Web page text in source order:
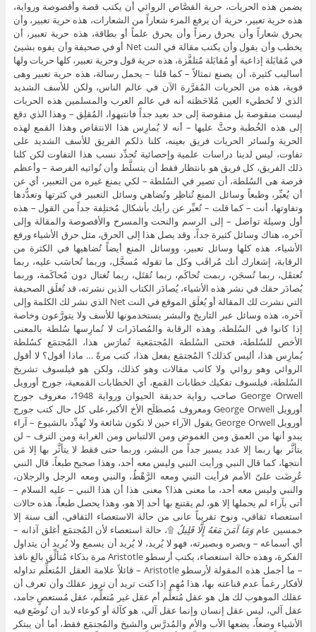
يضمن هذه الحريات، حرية القصَّاص الروائي أن يكتب قصة وأقصوصة ورواية،
هذه حرية تعبير، حرية أن يرفع المرء شعاراً من الشعارات، هذه حرية تعبير، وأن
يحرق شعاراً وأن يحرق رمزاً وأن يحرق علماً أو بطاقة، هذه حرية تعبير، أن
يخطب وأن يقول وأن يكتب مقالة في النت Net أو في صحيفة وأن يفوه بشيئ
في مُقابَلة إذاعية أو مُقابَلة مُتلفَّزة، هذه حرية قول وحرية تعبير، كلها حريات ولها
أساليب كثيرة، أن يصنع تمثالاً – كما قلنا – يحمل رسالة، هذه حرية تعبير وهى
قوية، هذه من الحريات المُقرَّرة الآن في عالم الناس، ولكن للأسف الشديد
الذي لا تُخطيء العين مُلاحَظته أنه في عالم العرب والمسلمين هذه الحريات
ليست منقوصة بل منقوصة إلى حد بعيد جداً فانتبهوا، المُقلِق – وهذا الذي دقع
إلى هذه الخُطبة وحثَّ عليها – أنه لا يُمارِس هذا الانتقاص وهذا القمع لهذه
الحرية ولسائر الحريات فريق بعينه، كلنا ذلكم الفريق للأسف الشديد على
تفاوت، ليس لدينا دراسات علمية وإحصائية تُحدِّد نسب هذا التفاوت لكن كلنا
ذلك الفريق، كل فريق هو بانتظار فقط أن يتسلَّط وأن تُواتيه الفرصة – وأعظم
فرصة هى السُلطة، أن تصير في السُلطة – لكي يمنع غيره من التعبير، أي عن
أن يُعبِّر، وطبعاً وسائل المنع تُناظِر وتُضاهي وسائل التعبير في كثرتها وتعدُّدها
وتفاوتها، أنت – كما قلت – تُعبِّر عن رأيك بأشكال مُختلِفة جداً من القول – هذه
أول وسيلة تواصل – إلى الرسم والنحت والمسرح والأقصوصة والمقالة وإلى
آخره، هناك وسائل كثيرة جداً، وقد يصل هذا إلى الحرق، مثل حرق الأشياء ورفع
الأشياء، هذه كلها وسائل تعبير، ووسائل المنع أيضاً تُضاهيها في الكثرة من
الرقابة، إشعارك أنك مُراقَب وكل ما تقوله مُسجَّل، وربما تُحاسَب عليه، ربما
تُعتقَل، ربما تُسجَن، ربمت تُحاكَم، ربما تُقتَل، ربما تُغتال دون مُحاكَمة، وربما
يُصادَر حقك في نشر هذه الأشياء، يُصادَر الكتاب الذين نشرته، قد تُغلَق الصحيفة
التي نشرت لك المقالة أو يُغلَق الموقع في النت Net الذي نشر لك الكلمة وإلى
آخره، هذه وسائل عبر التاريخ والبشر يستخدمونها للأسف ولا يتورَّعون وخاصة
إذا كانوا في السُلطة، وهذه الرقابة والمُصادَرات لا تُمارِسها سُلطة بالمعنى
الأخص للسُلطة، فحتى السُلطة المُجتمَعية تُمارَس هذا، المُجتمَع كسُلطة
يُمارِس هذا، أليس كذلك؟ المُجتمَع يفعل هذا، كتب مرةً … ماذا أقول؟ لا أقول
الروائي وهو روائي ولا كاتب مقالات وهو كذلك، ولكن هو فيلسوف تشريخ
السُلطة، فيلسوف تفكيك خطابات القمع، أي الخطابات القمعية، جورج أورويل
George Orwell صاحب رواية حديقة الحيوان ورواية 1948، معروف جورج
أورويل George Orwell ومعروف مُصطلَح الأخ الأكبر،على كل حال كتب جورج
أورويل George Orwell يقول الآراء حين لا تكون شائعة ولا تُهدِّد بالشيوع – آراء
يبدو أنها من العمق ومن الغموض ومن الالتباس ومن الغرابة ومن الترف – لن
يتأثَّر بها ربما إلا عدد يسير جداً من البشر، وربما حتى فقط لا يتأثَّر بها إلا مَن
أنتجها، كما قال النبي ورأيت النبي وليس معه أحد، وهذا صحيح طبعاً، قال النبي
عُرِضَت علىّ الأمم فرأيت النبي ومعه الرَّهْطُ، والنبي ومعه الرجل والرجلان،
والنبي وليس معه أحد، ما معنى هذا؟ معنى هذا أن هذا النبي – عليه السلام –
أتى بآراء لم يحملها إلا هو، لم يقتنع بها أحد إلا هو، وهذا يحصل طبعاً، هذه حالات
استعصاء ثقافي، ونوح تقريباً عانى من حالة الاستعصاء الثقافي، ألف سنة إلا
خمسين عاموَمَا آمَنَ مَعَهُ إِلَّا قَلِيلٌ ۩، حالة استعصاء لأن المُجتمَع أغلق آذانه –
أي أسماعه – وبصره وبصيرته، فهو لا يُريد، لا يُريد أن يسمع ولا يُريد أن يتداول
الفكرة، وهذه حالة استعصاء، يكتب أرسطو Aristotle مرة بذكاء مُتألِّق بالغ نافذ
– ما أجمل هذه المقولة لأرسطو Aristotle – قائلاً علامة العقل المُتعلِّم تداوله
لأفكار رغماً عدم قناعته بها، هذا مُهِم إذا كنت تريد أن تروز عقلك وأن تعرف أن
عقلك الموهوب لك هل هو عقل مُتعلِّم أم عقل غير مُتعلِّم، عقل مُستعصٍ جامد،
عقل آلي، ليس عقل إنسان وإنما عقل آلي، هو كآلة أو كوعاء لابد أن تُوضَع فيه
الأشياء وضعاً، يضعها الأب والأم والمُدرَّس والشيخ والمُجتمَع فقط، أما أن يبتكر